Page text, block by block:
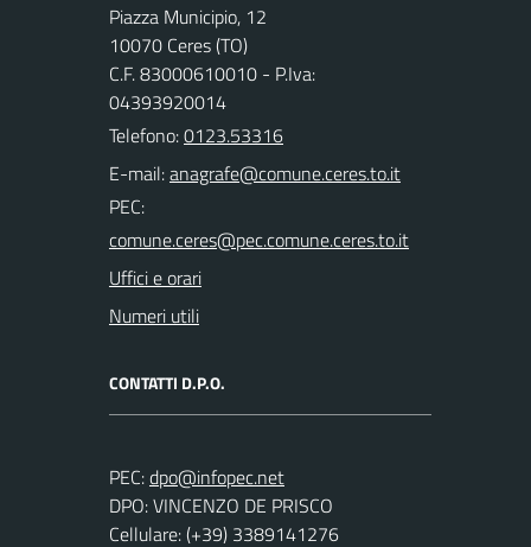
Piazza Municipio, 12
10070 Ceres (TO)
C.F. 83000610010 - P.Iva:
04393920014
Telefono:0123.53316
E-mail:
PEC:
Uffici e orari
Numeri utili
CONTATTI D.P.O.
PEC:
DPO: VINCENZO DE PRISCO
Cellulare: (+39) 3389141276